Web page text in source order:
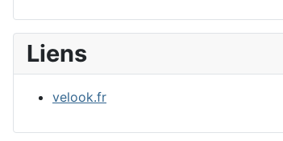
Liens
velook.fr